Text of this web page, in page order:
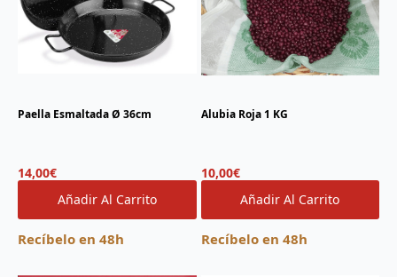
Paella Esmaltada Ø 36cm
14,00€
Añadir Al Carrito
Recíbelo en 48h
Alubia Roja 1 KG
10,00€
Añadir Al Carrito
Recíbelo en 48h